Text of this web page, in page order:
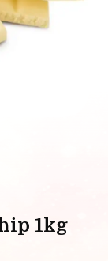
1kg